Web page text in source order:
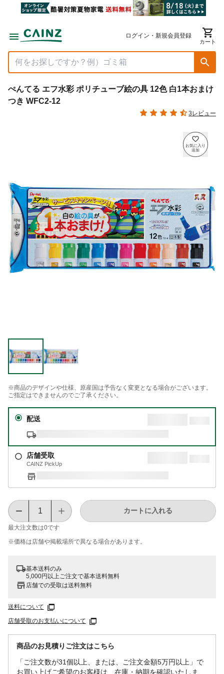
ログイン・新規会員登録
カート
ぺんてる エフ水彩 ポリチューブ絵の具 12色 白1本おまけ
つき WFC2-12
3レビュー
※商品のデザインや仕様、原産国は予告なく変更となる場合がございます。
ご指定はできませんのでご了承ください。
配送
店舗受取
CAINZ PickUp
最大注文数は0です
カートに入れる
※価格は​店舗や​掲載場所で​異なる​場合が​あります。
基本送料のみ
5,000円以上ご注文で基本送料無料
店舗での受取は送料無料
送料について
店舗受取のお支払いについて
商品のお見積りご注文はこちら
「ご注文数が31個以上、または、ご注文金額5万円以上」で
お買い上げご希望のお客様は、在庫・納期を確認いたしま